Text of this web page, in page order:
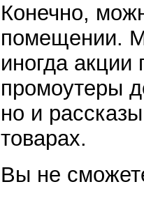
Конечно,
помещении.
иногда
промоутеры
но и
товарах.
Вы не